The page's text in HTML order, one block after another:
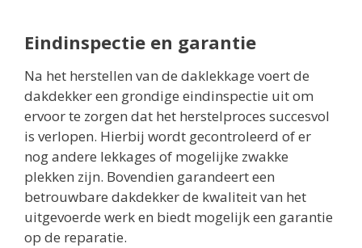
Eindinspectie en garantie
Na het herstellen van de daklekkage voert de
dakdekker een grondige eindinspectie uit om
ervoor te zorgen dat het herstelproces succesvol
is verlopen. Hierbij wordt gecontroleerd of er
nog andere lekkages of mogelijke zwakke
plekken zijn. Bovendien garandeert een
betrouwbare dakdekker de kwaliteit van het
uitgevoerde werk en biedt mogelijk een garantie
op de reparatie.